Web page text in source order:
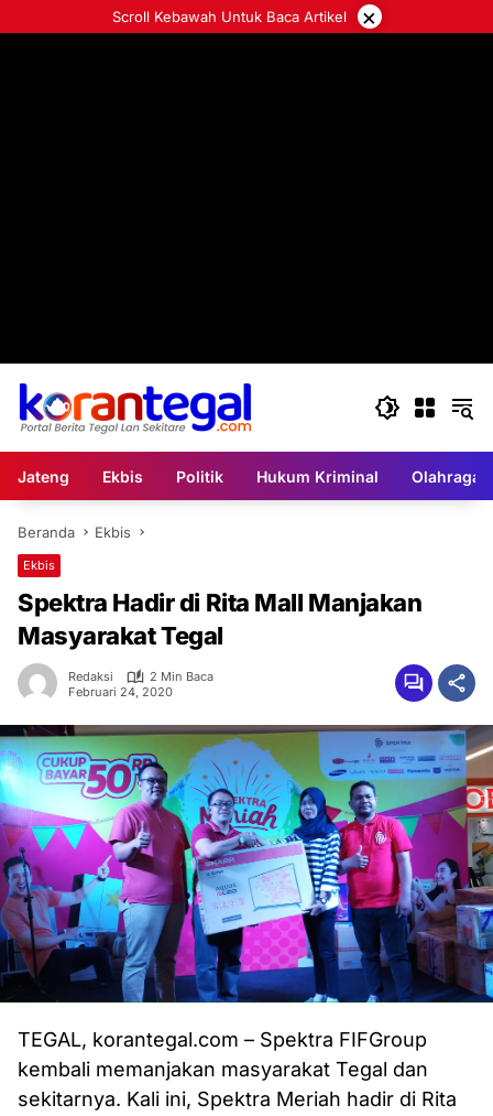
ke
Scroll Kebawah Untuk Baca Artikel ×
Jateng Ekbis Politik Hukum Kriminal Olahraga
Beranda Ekbis
Ekbis
Spektra Hadir di Rita Mall Manjakan
Masyarakat Tegal
Redaksi
2 Min Baca
Februari 24, 2020
TEGAL, korantegal.com – Spektra FIFGroup
kembali memanjakan masyarakat Tegal dan
sekitarnya. Kali ini, Spektra Meriah hadir di Rita